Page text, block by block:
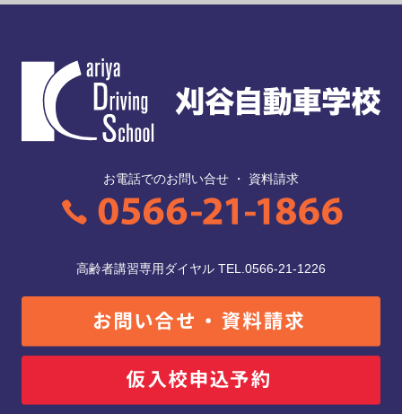
お電話でのお問い合せ ・ 資料請求
高齢者講習専用ダイヤル TEL.0566-21-1226